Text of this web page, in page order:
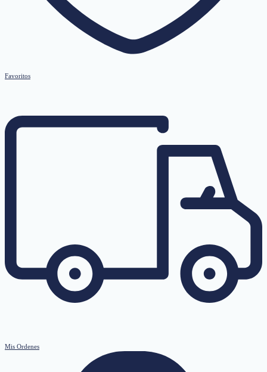
Favoritos
Mis Ordenes